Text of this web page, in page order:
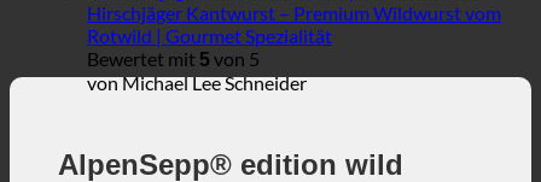
Hirschjäger Kantwurst – Premium Wildwurst vom
Rotwild | Gourmet Spezialität
Bewertet mit 5 von 5
von Michael Lee Schneider
AlpenSepp® edition wild